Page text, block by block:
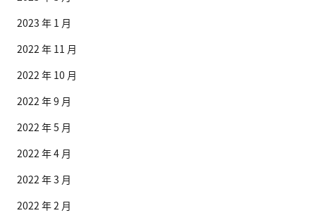
2023 年 1 月
2022 年 11 月
2022 年 10 月
2022 年 9 月
2022 年 5 月
2022 年 4 月
2022 年 3 月
2022 年 2 月